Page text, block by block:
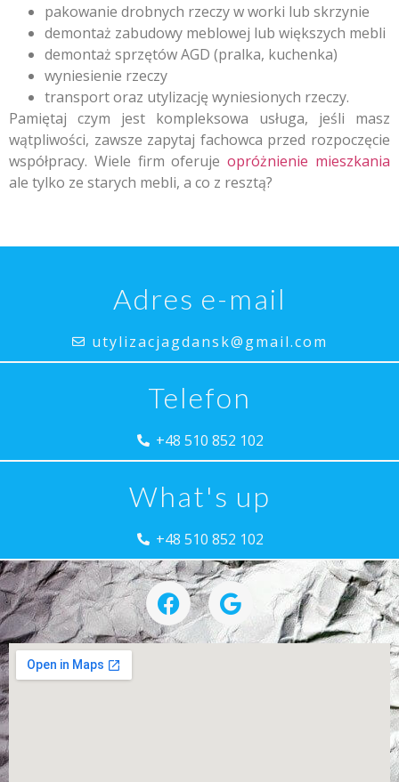
pakowanie drobnych rzeczy w worki lub skrzynie
demontaż zabudowy meblowej lub większych mebli
demontaż sprzętów AGD (pralka, kuchenka)
wyniesienie rzeczy
transport oraz utylizację wyniesionych rzeczy.
Pamiętaj czym jest kompleksowa usługa, jeśli masz
wątpliwości, zawsze zapytaj fachowca przed rozpoczęcie
współpracy. Wiele firm oferujeopróżnienie mieszkania
ale tylko ze starych mebli, a co z resztą?
Adres e-mail
utylizacjagdansk@gmail.com
Telefon
+48 510 852 102
What's up
+48 510 852 102